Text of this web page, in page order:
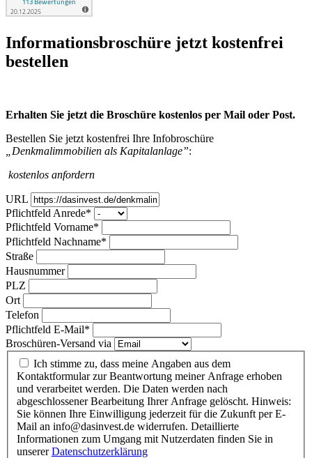
Infor­mations­broschüre jetzt kosten­frei
bestellen
Erhalten Sie jetzt die Broschüre kostenlos per Mail oder Post.
Bestellen Sie jetzt kostenfrei Ihre Infobroschüre
„Denkmalimmobilien als Kapitalanlage”:
kostenlos anfordern
URL
Pflichtfeld Anrede*
Pflichtfeld Vorname*
Pflichtfeld Nachname*
Straße
Hausnummer
PLZ
Ort
Telefon
Pflichtfeld E-Mail*
Broschüren-Versand via
Ich stimme zu, dass meine Angaben aus dem
Kontaktformular zur Beantwortung meiner Anfrage erhoben
und verarbeitet werden. Die Daten werden nach
abgeschlossener Bearbeitung Ihrer Anfrage gelöscht. Hinweis:
Sie können Ihre Einwilligung jederzeit für die Zukunft per E-
Mail an info@dasinvest.de widerrufen. Detaillierte
Informationen zum Umgang mit Nutzerdaten finden Sie in
unsererDatenschutzerklärung